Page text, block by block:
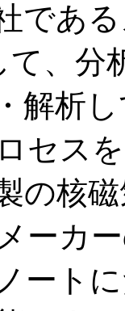
であ
て、
解析
セス
の核
ーカ
ート